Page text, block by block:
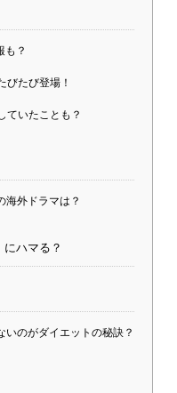
も？
びたび登場！
ていたことも？
海外ドラマは？
にハマる？
いのがダイエットの秘訣？